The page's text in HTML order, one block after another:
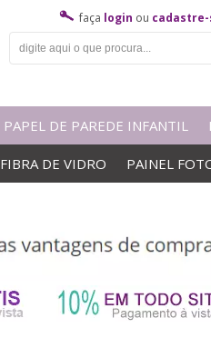
faça login ou cadastre-
PAPEL DE PAREDE INFANTIL
FIBRA DE VIDRO PAINEL